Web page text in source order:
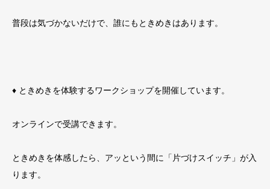
普段は気づかないだけで、誰にもときめきはあります。
♦ ときめきを体験するワークショップを開催しています。
オンラインで受講できます。
ときめきを体感したら、アッという間に「片づけスイッチ」が入
ります。